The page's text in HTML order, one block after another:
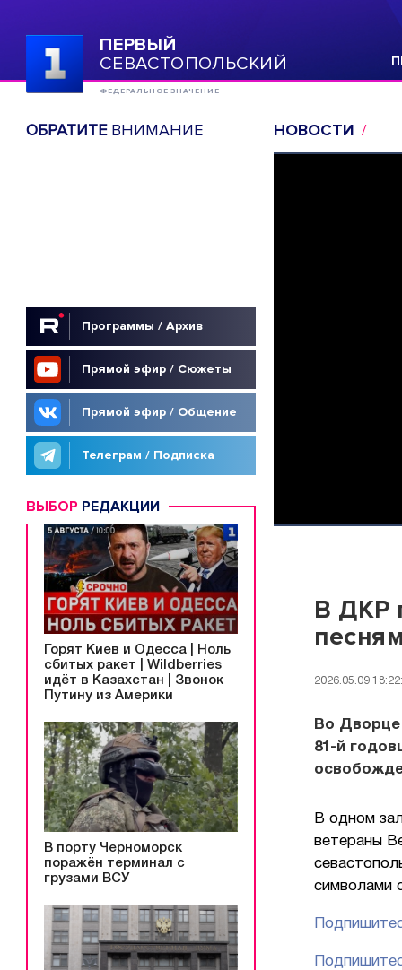
ПЕРВЫЙ
СЕВАСТОПОЛЬСКИЙ
ФЕДЕРАЛЬНОЕ ЗНАЧЕНИЕ
ОБРАТИТЕВНИМАНИЕ
Программы / Архив
Прямой эфир / Сюжеты
Прямой эфир / Общение
Телеграм / Подписка
ВЫБОР РЕДАКЦИИ
Горят Киев и Одесса | Ноль
сбитых ракет | Wildberries
идёт в Казахстан | Звонок
Путину из Америки
В порту Черноморск
поражён терминал с
грузами ВСУ
НОВОСТИ
В ДКР
2026.05.09
Во Дворце
81-й
В одном
ветераны
символами